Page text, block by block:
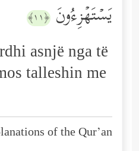
یَسۡتَهۡزِءُونَ ﴿١١﴾
asnjë nga të
talleshin me
of the Qur’an: